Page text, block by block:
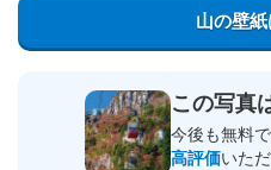
山の壁
この写真
今後も無料
高評価いた